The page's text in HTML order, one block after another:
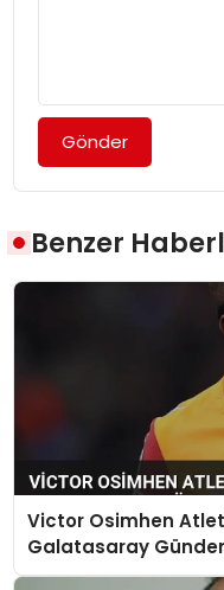
Gönder
Benzer
Victor Osimhen
Galatasaray